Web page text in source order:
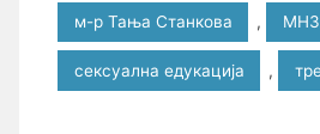
м-р Тања Станкова ,
сексуална едукација ,